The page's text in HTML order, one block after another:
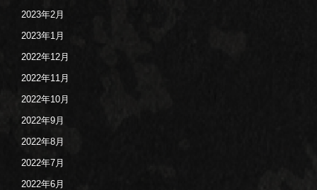
2023年2月
2023年1月
2022年12月
2022年11月
2022年10月
2022年9月
2022年8月
2022年7月
2022年6月